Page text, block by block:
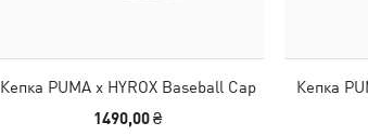
Кепка PUMA x HYROX Baseball Cap
1490,00 ₴
Кепка